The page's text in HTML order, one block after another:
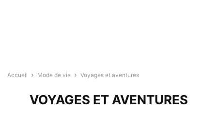
Accueil Mode de vie Voyages et aventures
VOYAGES ET AVENTURES